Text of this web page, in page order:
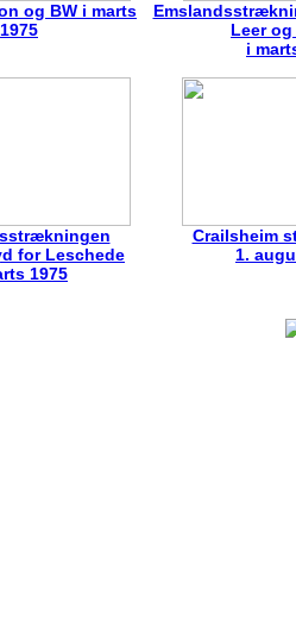
og BW i marts
1975
Leer
i
for Leschede
1975
Crailsheim
1.